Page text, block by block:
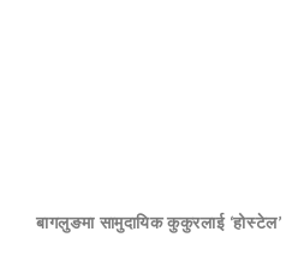
बागलुङमा सामुदायिक कुकुरलाई ‘होस्टेल’